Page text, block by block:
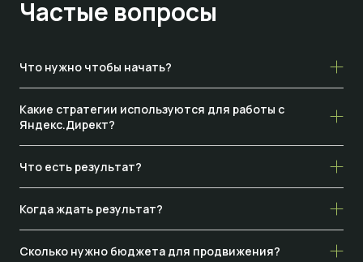
Частые вопросы
Что нужно чтобы начать?
Какие стратегии используются для работы с
Яндекс.Директ?
Что есть результат?
Когда ждать результат?
Сколько нужно бюджета для продвижения?